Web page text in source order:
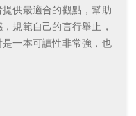
供最適合的觀點，幫助
規範自己的言行舉止，
一本可讀性非常強，也